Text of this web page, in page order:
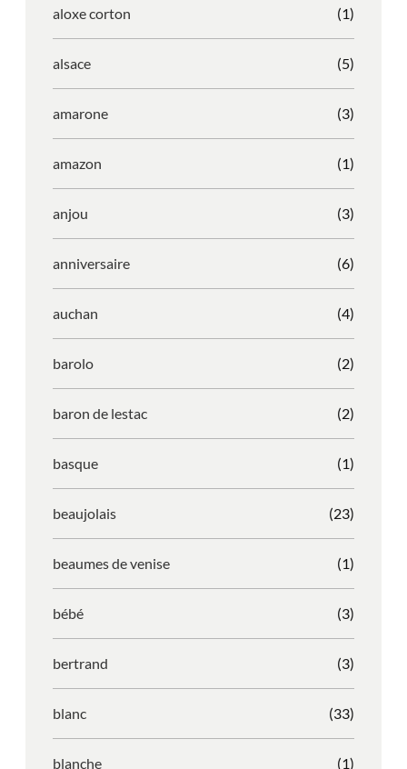
aloxe corton (1)
alsace (5)
amarone (3)
amazon (1)
anjou (3)
anniversaire (6)
auchan (4)
barolo (2)
baron de lestac (2)
basque (1)
beaujolais (23)
beaumes de venise (1)
bébé (3)
bertrand (3)
blanc (33)
blanche (1)